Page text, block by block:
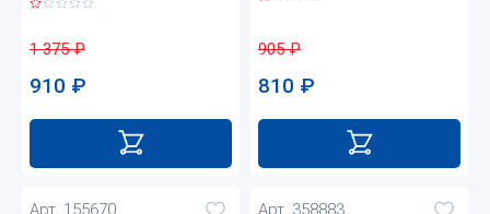
1 375₽
910 ₽
905₽
810 ₽